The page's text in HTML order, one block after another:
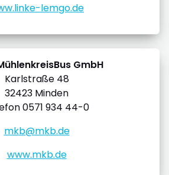
lemgo.de
GmbH
Karlstraße 48
32423 Minden
0571 934 44-0
mkb@mkb.de
www.mkb.de